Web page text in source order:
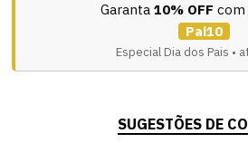
Garanta 10% OFF com
Pai10
Especial Dia dos Pais •
SUGESTÕES DE